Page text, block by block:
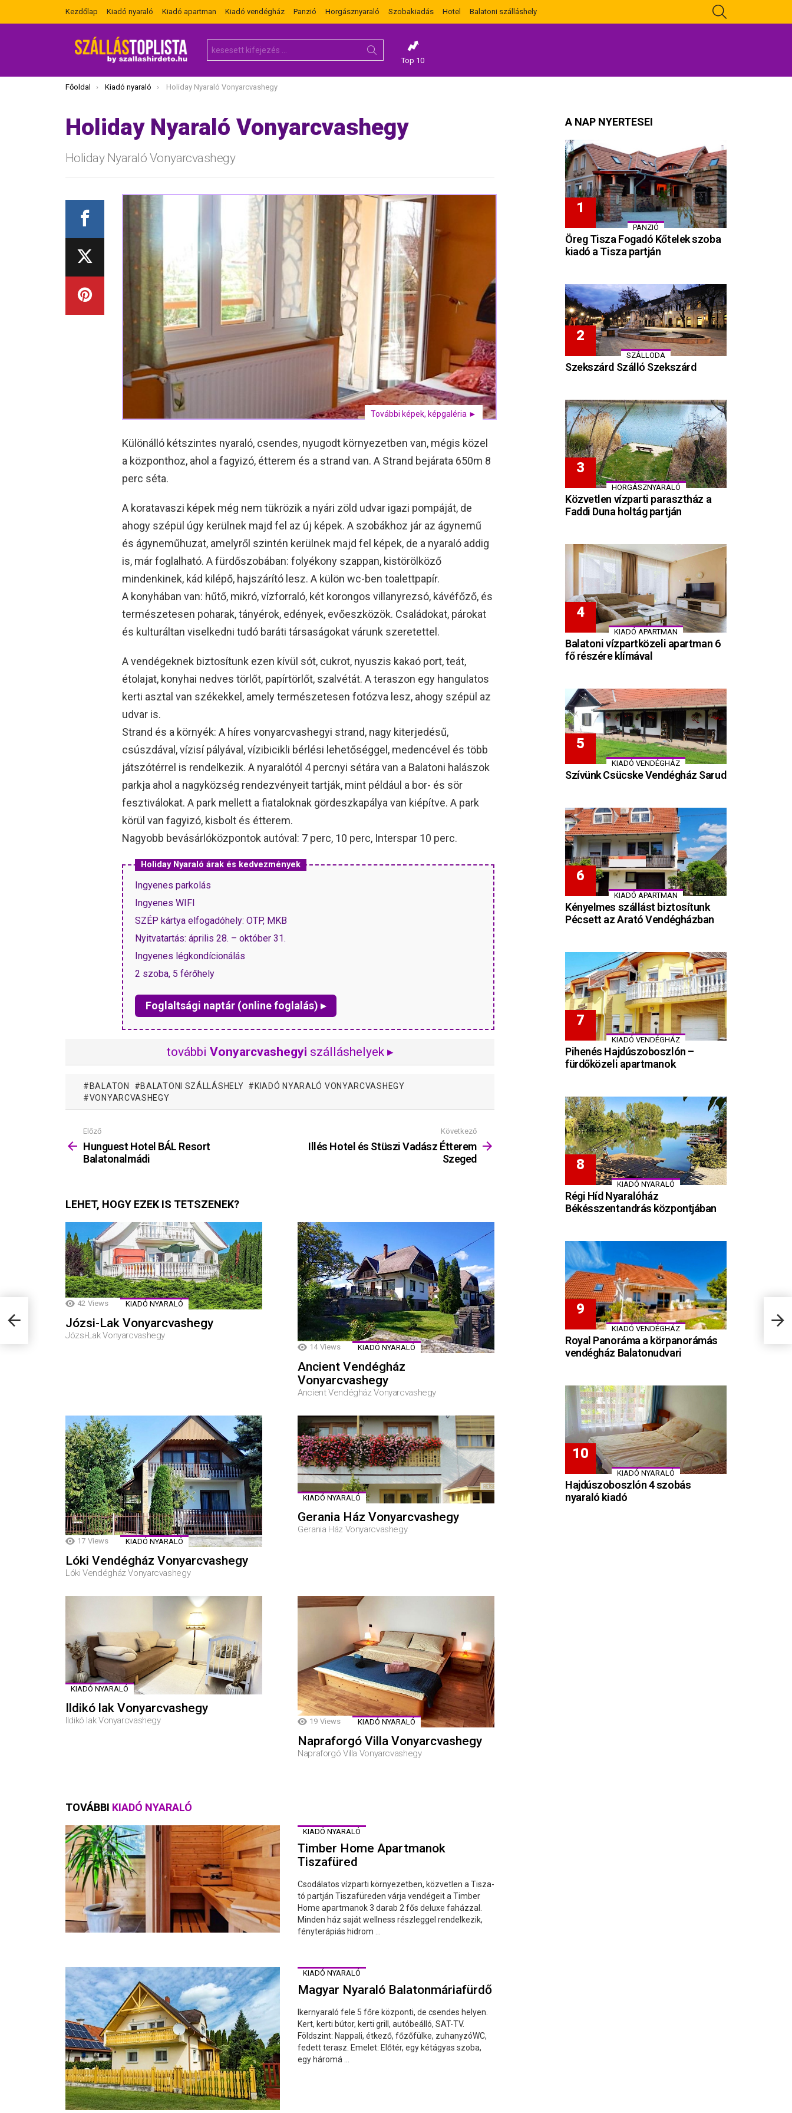
Kezdőlap Kiadó nyaraló Kiadó apartman Kiadó vendégház Panzió Horgásznyaraló Szobakiadás Hotel Balatoni szálláshely
for:
Top 10
Itt vagy most:
Főoldal Kiadó nyaraló Holiday Nyaraló Vonyarcvashegy
Holiday Nyaraló Vonyarcvashegy
Holiday Nyaraló Vonyarcvashegy
További képek, képgaléria ►
Különálló kétszintes nyaraló, csendes, nyugodt környezetben van, mégis közel
a központhoz, ahol a fagyizó, étterem és a strand van. A Strand bejárata 650m 8
perc séta.
A koratavaszi képek még nem tükrözik a nyári zöld udvar igazi pompáját, de
ahogy szépül úgy kerülnek majd fel az új képek. A szobákhoz jár az ágynemű
és ágyneműhuzat, amelyről szintén kerülnek majd fel képek, de a nyaraló addig
is, már foglalható. A fürdőszobában: folyékony szappan, kistörölköző
mindenkinek, kád kilépő, hajszárító lesz. A külön wc-ben toalettpapír.
A konyhában van: hűtő, mikró, vízforraló, két korongos villanyrezsó, kávéfőző, és
természetesen poharak, tányérok, edények, evőeszközök. Családokat, párokat
és kulturáltan viselkedni tudó baráti társaságokat várunk szeretettel.
A vendégeknek biztosítunk ezen kívül sót, cukrot, nyuszis kakaó port, teát,
étolajat, konyhai nedves törlőt, papírtörlőt, szalvétát. A teraszon egy hangulatos
kerti asztal van székekkel, amely természetesen fotózva lesz, ahogy szépül az
udvar is.
Strand és a környék: A híres vonyarcvashegyi strand, nagy kiterjedésű,
csúszdával, vízisí pályával, vízibicikli bérlési lehetőséggel, medencével és több
játszótérrel is rendelkezik. A nyaralótól 4 percnyi sétára van a Balatoni halászok
parkja ahol a nagyközség rendezvényeit tartják, mint például a bor- és sör
fesztiválokat. A park mellett a fiataloknak gördeszkapálya van kiépítve. A park
körül van fagyizó, kisbolt és étterem.
Nagyobb bevásárlóközpontok autóval: 7 perc, 10 perc, Interspar 10 perc.
Holiday Nyaraló árak és kedvezmények
Ingyenes parkolás
Ingyenes WIFI
SZÉP kártya elfogadóhely: OTP, MKB
Nyitvatartás: április 28. – október 31.
Ingyenes légkondícionálás
2 szoba, 5 férőhely
Foglaltsági naptár (online foglalás) ▸
további Vonyarcvashegyi szálláshelyek ▸
BALATON BALATONI SZÁLLÁSHELY
KIADÓ NYARALÓ VONYARCVASHEGY
VONYARCVASHEGY
Mutass
többet
Előző
Hunguest Hotel BÁL Resort
Balatonalmádi
Következő
Illés Hotel és Stüszi Vadász Étterem
Szeged
LEHET, HOGY EZEK IS TETSZENEK?
42 Views KIADÓ NYARALÓ
Józsi-Lak Vonyarcvashegy
Józsi-Lak Vonyarcvashegy
14 Views KIADÓ NYARALÓ
Ancient Vendégház
Vonyarcvashegy
Ancient Vendégház Vonyarcvashegy
17 Views KIADÓ NYARALÓ
Lóki Vendégház Vonyarcvashegy
Lóki Vendégház Vonyarcvashegy
KIADÓ NYARALÓ
Gerania Ház Vonyarcvashegy
Gerania Ház Vonyarcvashegy
KIADÓ NYARALÓ
Ildikó lak Vonyarcvashegy
Ildikó lak Vonyarcvashegy 19 Views KIADÓ NYARALÓ
Napraforgó Villa Vonyarcvashegy
Napraforgó Villa Vonyarcvashegy
TOVÁBBI KIADÓ NYARALÓ
KIADÓ NYARALÓ
Timber Home Apartmanok
Tiszafüred
Csodálatos vízparti környezetben, közvetlen a Tisza-
tó partján Tiszafüreden várja vendégeit a Timber
Home apartmanok 3 darab 2 fős deluxe faházzal.
Minden ház saját wellness részleggel rendelkezik,
fényterápiás hidrom ...
KIADÓ NYARALÓ
Magyar Nyaraló Balatonmáriafürdő
Ikernyaraló fele 5 főre központi, de csendes helyen.
Kert, kerti bútor, kerti grill, autóbeálló, SAT-TV.
Földszint: Nappali, étkező, főzőfülke, zuhanyzóWC,
fedett terasz. Emelet: Előtér, egy kétágyas szoba,
egy háromá ...
A NAP NYERTESEI
PANZIÓ
Öreg Tisza Fogadó Kőtelek szoba
kiadó a Tisza partján
SZÁLLODA
Szekszárd Szálló Szekszárd
HORGÁSZNYARALÓ
Közvetlen vízparti parasztház a
Faddi Duna holtág partján
KIADÓ APARTMAN
Balatoni vízpartközeli apartman 6
fő részére klímával
KIADÓ VENDÉGHÁZ
Szívünk Csücske Vendégház Sarud
KIADÓ APARTMAN
Kényelmes szállást biztosítunk
Pécsett az Arató Vendégházban
KIADÓ VENDÉGHÁZ
Pihenés Hajdúszoboszlón –
fürdőközeli apartmanok
KIADÓ NYARALÓ
Régi Híd Nyaralóház
Békésszentandrás központjában
KIADÓ VENDÉGHÁZ
Royal Panoráma a körpanorámás
vendégház Balatonudvari
KIADÓ NYARALÓ
Hajdúszoboszlón 4 szobás
nyaraló kiadó